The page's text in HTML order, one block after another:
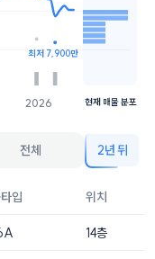
2026
최저 7,900만
1개
현재 매물 분포
전체 2년 뒤
입 위치
14층